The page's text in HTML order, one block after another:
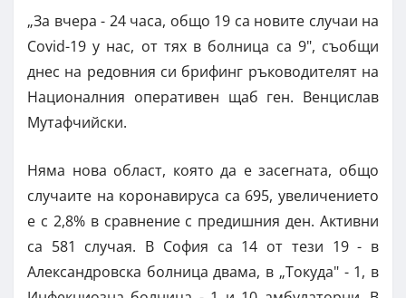
„За вчера - 24 часа, общо 19 са новите случаи на
Covid-19 у нас, от тях в болница са 9", съобщи
днес на редовния си брифинг ръководителят на
Националния оперативен щаб ген. Венцислав
Мутафчийски.
Няма нова област, която да е засегната, общо
случаите на коронавируса са 695, увеличението
е с 2,8% в сравнение с предишния ден. Активни
са 581 случая. В София са 14 от тези 19 - в
Александровска болница двама, в „Токуда" - 1, в